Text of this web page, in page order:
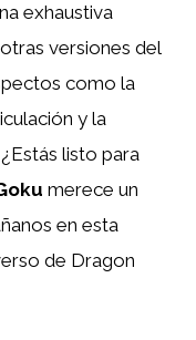
exhaustiva
versiones del
como la
y la
listo para
merece un
en esta
de Dragon